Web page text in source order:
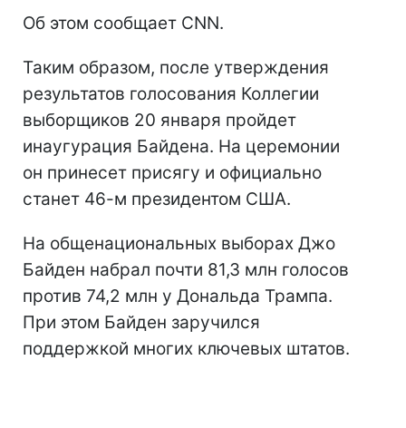
Об этом сообщает CNN.
Таким образом, после утверждения
результатов голосования Коллегии
выборщиков 20 января пройдет
инаугурация Байдена. На церемонии
он принесет присягу и официально
станет 46-м президентом США.
На общенациональных выборах Джо
Байден набрал почти 81,3 млн голосов
против 74,2 млн у Дональда Трампа.
При этом Байден заручился
поддержкой многих ключевых штатов.